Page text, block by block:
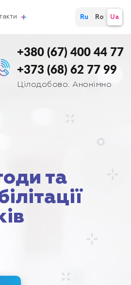
Ru Ro Ua
+380 (67) 400 44 77
+373 (68) 62 77 99
Цілодобово. Анонімно
та